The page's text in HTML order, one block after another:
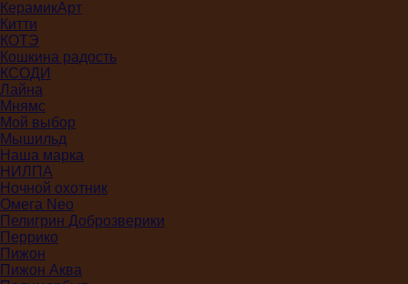
КерамикАрт
Китти
КОТЭ
Кошкина радость
КСОДИ
Лайна
Мнямс
Мой выбор
Мышильд
Наша марка
НИЛПА
Ночной охотник
Омега Neo
Пелигрин Доброзверики
Перрико
Пижон
Пижон Аква